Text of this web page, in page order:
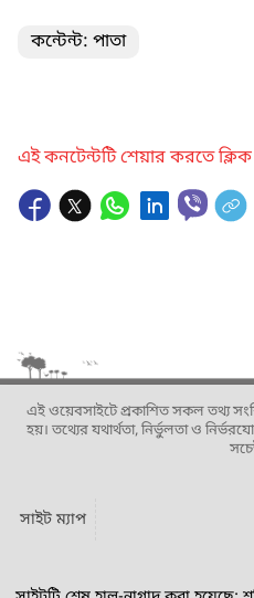
কন্টেন্ট: পাতা
এই কনটেন্টটি শেয়ার করতে
এই ওয়েবসাইটে প্রকাশিত সকল তথ্য
হয়। তথ্যের যথার্থতা, নির্ভুলতা ও
সাইট ম্যাপ